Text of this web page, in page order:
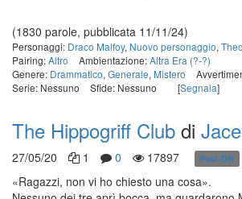
(1830 parole, pubblicata 11/11/24)
Personaggi: Draco Malfoy, Nuovo personaggio,
Pairing:Altro Ambientazione:Altra Era (?-?)
Genere: Drammatico, Generale, Mistero
Serie: Nessuno
Sfide: Nessuno [Segnala]
The Hippogriff Club di
27/05/20 1 0 17897 Post-DH
«Ragazzi, non vi ho chiesto una cosa».